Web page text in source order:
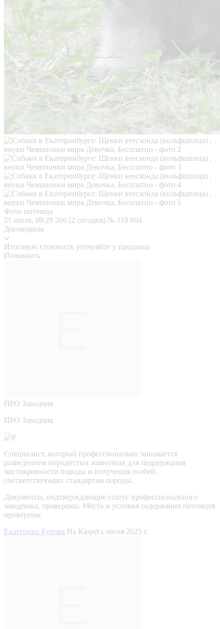
Фото питомца
21 июля, 09:29 266 (2 сегодня) № 119 604
Договорная
Итоговую стоимость уточняйте у продавца
Позвонить
ПРО Заводчик
ПРО Заводчик
Специалист, который профессионально занимается
разведением породистых животных для поддержания
чистокровности породы и получения особей,
соответствующих стандартам породы.
Документы, подтверждающие статус профессионального
заводчика, проверены. Место и условия содержания питомцев
проверены
Екатерина Бурова На Kinpet c июля 2025 г.